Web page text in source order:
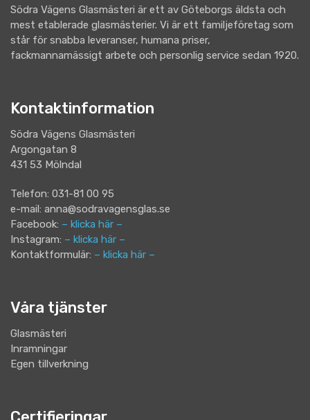
Södra Vägens Glasmästeri är ett av Göteborgs äldsta och
mest etablerade glasmästerier. Vi är ett familjeföretag som
står för snabba leveranser, humana priser,
fackmannamässigt arbete och personlig service sedan 1920.
Kontaktinformation
Södra Vägens Glasmästeri
Argongatan 8
431 53 Mölndal
Telefon: 031-81 00 95
e-mail: anna@sodravagensglas.se
Facebook: – klicka här –
Instagram: – klicka här –
Kontaktformulär: – klicka här –
Våra tjänster
Glasmästeri
Inramningar
Egen tillverkning